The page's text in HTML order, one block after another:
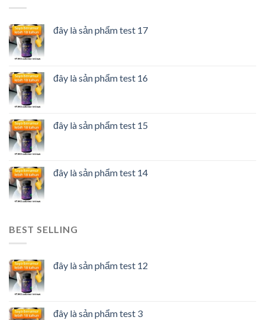
đây là sản phẩm test 17
đây là sản phẩm test 16
đây là sản phẩm test 15
đây là sản phẩm test 14
BEST SELLING
đây là sản phẩm test 12
đây là sản phẩm test 3